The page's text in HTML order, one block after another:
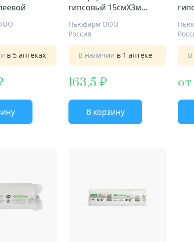
в 5 аптеках
гипсовый 15смX3м
Ньюфарм ООО
Россия
В наличии в 1 аптеке
163,5
В корзину
В